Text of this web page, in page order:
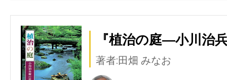
『植治の庭―小川治
著者:田畑 みなお